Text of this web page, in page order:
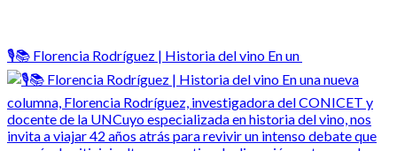
🎙️📚 Florencia Rodríguez | Historia del vino En un